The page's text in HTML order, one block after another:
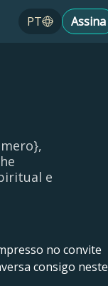
PT Assina
e
no convite
consigo neste